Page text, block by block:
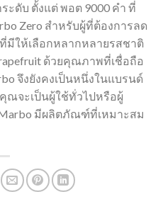
ะดับ ตั้งแต่ พอต 9000 คํา ที่
Zero สำหรับผู้ที่ต้องการลด
มีให้เลือกหลากหลายรสชาติ
ด้วยคุณภาพที่เชื่อถือ
จึงยังคงเป็นหนึ่งในแบรนด์
ณจะเป็นผู้ใช้ทั่วไปหรือผู้
มีผลิตภัณฑ์ที่เหมาะสม